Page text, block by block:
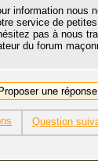
information nous
service de
pas à nous
du forum
Question